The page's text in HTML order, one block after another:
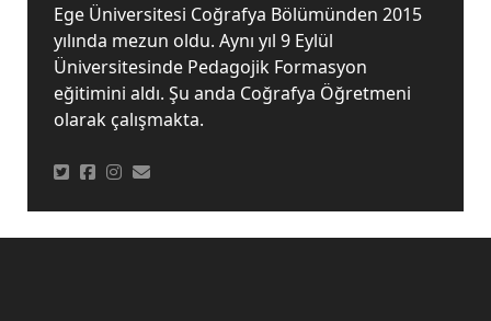
Ege Üniversitesi Coğrafya Bölümünden 2015
yılında mezun oldu. Aynı yıl 9 Eylül
Üniversitesinde Pedagojik Formasyon
eğitimini aldı. Şu anda Coğrafya Öğretmeni
olarak çalışmakta.